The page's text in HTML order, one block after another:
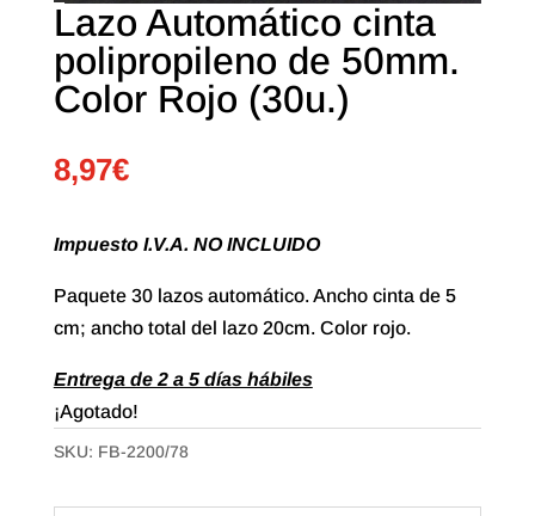
Lazo Automático cinta
polipropileno de 50mm.
Color Rojo (30u.)
8,97€
Impuesto I.V.A. NO INCLUIDO
Paquete 30 lazos automático. Ancho cinta de 5
cm; ancho total del lazo 20cm. Color rojo.
Entrega de 2 a 5 días hábiles
¡Agotado!
SKU: FB-2200/78